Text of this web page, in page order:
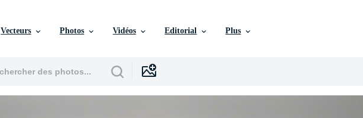
Vecteurs Photos Vidéos Editorial Plus